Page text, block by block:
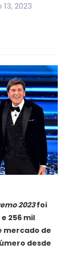
2023
2023foi
256 mil
mercado de
desde